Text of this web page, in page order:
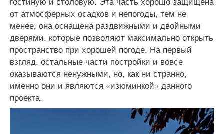
от атмосферных осадков и непогоды, тем не
менее, она оснащена раздвижными и двойными
дверями, которые позволяют максимально открыть
пространство при хорошей погоде. На первый
взгляд, остальные части постройки и вовсе
оказываются ненужными, но, как ни странно,
именно они и являются «изюминкой» данного
проекта.